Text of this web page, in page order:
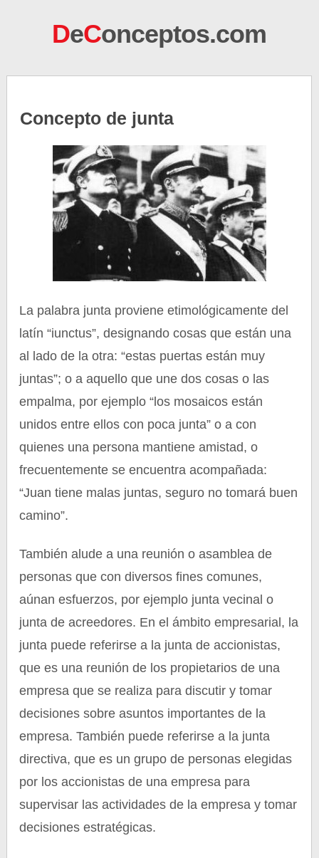
DeConceptos.com
Concepto de junta
La palabra junta proviene etimológicamente del
latín “iunctus”, designando cosas que están una
al lado de la otra: “estas puertas están muy
juntas”; o a aquello que une dos cosas o las
empalma, por ejemplo “los mosaicos están
unidos entre ellos con poca junta” o a con
quienes una persona mantiene amistad, o
frecuentemente se encuentra acompañada:
“Juan tiene malas juntas, seguro no tomará buen
camino”.
También alude a una reunión o asamblea de
personas que con diversos fines comunes,
aúnan esfuerzos, por ejemplo junta vecinal o
junta de acreedores. En el ámbito empresarial, la
junta puede referirse a la junta de accionistas,
que es una reunión de los propietarios de una
empresa que se realiza para discutir y tomar
decisiones sobre asuntos importantes de la
empresa. También puede referirse a la junta
directiva, que es un grupo de personas elegidas
por los accionistas de una empresa para
supervisar las actividades de la empresa y tomar
decisiones estratégicas.